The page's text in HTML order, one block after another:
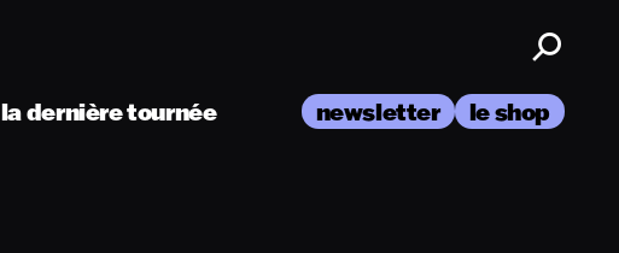
la dernière tournée newsletter le shop